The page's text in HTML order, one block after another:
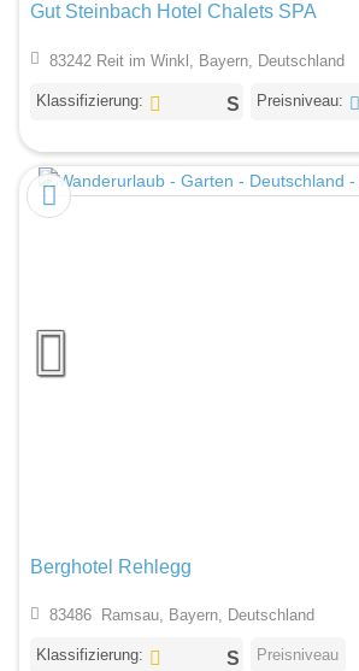
Gut Steinbach Hotel Chalets SPA
83242 Reit im Winkl, Bayern, Deutschland
Klassifizierung: Preisniveau:
Berghotel Rehlegg
83486 Ramsau, Bayern, Deutschland
Klassifizierung: Preisniveau